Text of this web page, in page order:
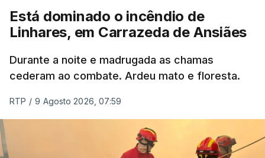
ESTE CONTEÚDO ESTÁ NESTE
Está dominado o incêndio de
Linhares, em Carrazeda de Ansiães
Durante a noite e madrugada as chamas
cederam ao combate. Ardeu mato e floresta.
RTP / 9 Agosto 2026, 07:59